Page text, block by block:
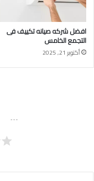
افضل شركه صيانه تكييف فى
التجمع الخامس
أكتوبر 21, 2025